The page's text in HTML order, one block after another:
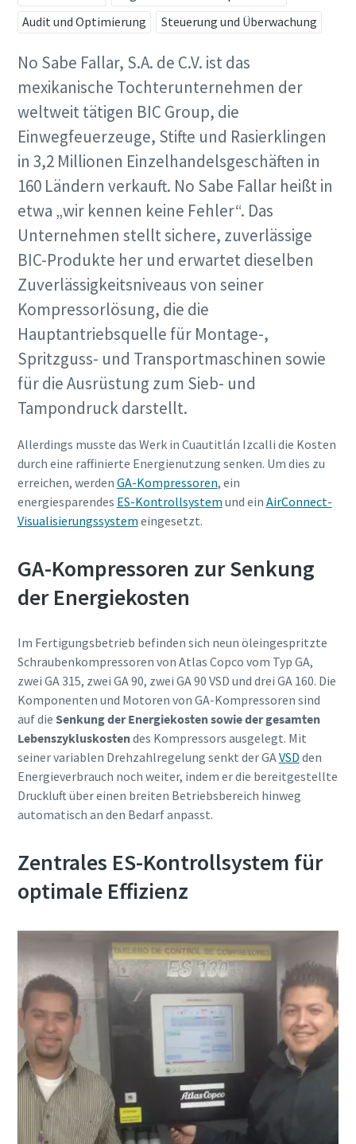
10 Schritte hin zu einer umweltfreundlichen
und effizienteren Produktion
CO2-Reduzierung für eine umweltfreundliche Produktion
– alles, was Sie wissen müssen
Erfahren Sie mehr
Audit und Optimierung
Steuerung und Überwachung
No Sabe Fallar, S.A. de C.V. ist das
mexikanische Tochterunternehmen der
weltweit tätigen BIC Group, die
Einwegfeuerzeuge, Stifte und Rasierklingen
in 3,2 Millionen Einzelhandelsgeschäften in
160 Ländern verkauft. No Sabe Fallar heißt in
etwa „wir kennen keine Fehler“. Das
Unternehmen stellt sichere, zuverlässige
BIC-Produkte her und erwartet dieselben
Zuverlässigkeitsniveaus von seiner
Kompressorlösung, die die
Hauptantriebsquelle für Montage-,
Spritzguss- und Transportmaschinen sowie
für die Ausrüstung zum Sieb- und
Tampondruck darstellt.
Allerdings musste das Werk in Cuautitlán Izcalli die Kosten
durch eine raffinierte Energienutzung senken. Um dies zu
erreichen, werden GA-Kompressoren, ein
energiesparendes ES-Kontrollsystem und ein AirConnect-
Visualisierungssystem eingesetzt.
GA-Kompressoren zur Senkung
der Energiekosten
Im Fertigungsbetrieb befinden sich neun öleingespritzte
Schraubenkompressoren von Atlas Copco vom Typ GA,
zwei GA 315, zwei GA 90, zwei GA 90 VSD und drei GA 160. Die
Komponenten und Motoren von GA-Kompressoren sind
auf die Senkung der Energiekosten sowie der gesamten
Lebenszykluskostendes Kompressors ausgelegt. Mit
seiner variablen Drehzahlregelung senkt der GAVSD den
Energieverbrauch noch weiter, indem er die bereitgestellte
Druckluft über einen breiten Betriebsbereich hinweg
automatisch an den Bedarf anpasst.
Zentrales ES-Kontrollsystem für
optimale Effizienz
Pflichtfelder.
Persönliche Angaben
Vorname
Nachname
E-Mail
Telefon
Weitere Informationen
Firma
Land
Straße
Stadt
Postleitzahl
Anfordern
Anforderungstyp
Beliebige Frage oder Anforderung
Wenn Sie diese Anfrage absenden,
kann Atlas Copco Sie anhand der
gesammelten Informationen
kontaktieren. Weitere
Informationen finden Sie in
unserer Datenschutzrichtlinie.
Ich habe die
Datenschutzrichtlinie
gelesen und akzeptiert.